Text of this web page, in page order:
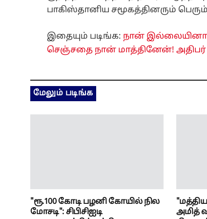
பாகிஸ்தானிய சமூகத்தினரும்
இதையும் படிங்க: நான் இல்லையினா
செஞ்சதை நான் மாத்தினேன்! அதிபர்
மேலும் படிங்க
"ரூ.100 கோடி பழனி கோயில் நில
மோசடி": சிபிசிஐடி
அமித்